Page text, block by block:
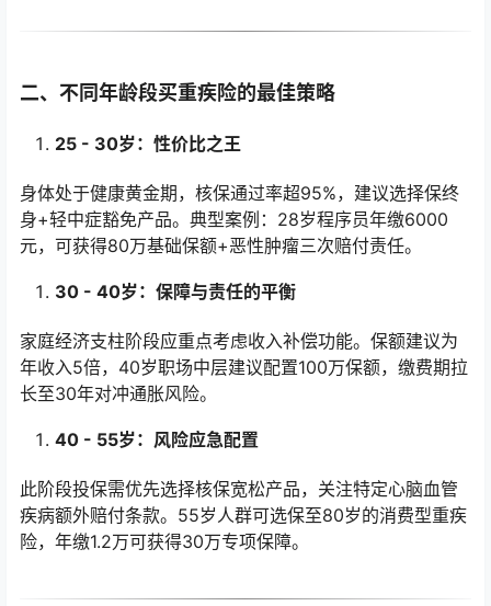
二、不同年龄段买重疾险的最佳策略
25 - 30岁：性价比之王
身体处于健康黄金期，核保通过率超95%，建议选择保终
身+轻中症豁免产品。典型案例：28岁程序员年缴6000
元，可获得80万基础保额+恶性肿瘤三次赔付责任。
30 - 40岁：保障与责任的平衡
家庭经济支柱阶段应重点考虑收入补偿功能。保额建议为
年收入5倍，40岁职场中层建议配置100万保额，缴费期拉
长至30年对冲通胀风险。
40 - 55岁：风险应急配置
此阶段投保需优先选择核保宽松产品，关注特定心脑血管
疾病额外赔付条款。55岁人群可选保至80岁的消费型重疾
险，年缴1.2万可获得30万专项保障。